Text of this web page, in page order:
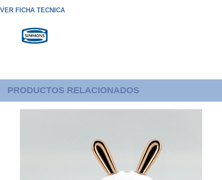
VER FICHA TECNICA
PRODUCTOS RELACIONADOS